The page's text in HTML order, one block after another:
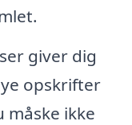
giver dig
opskrifter
måske ikke